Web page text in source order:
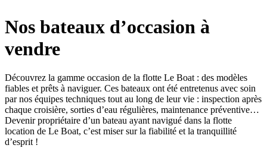
Nos bateaux d’occasion à
vendre
Découvrez la gamme occasion de la flotte Le Boat : des modèles
fiables et prêts à naviguer. Ces bateaux ont été entretenus avec soin
par nos équipes techniques tout au long de leur vie : inspection après
chaque croisière, sorties d’eau régulières, maintenance préventive…
Devenir propriétaire d’un bateau ayant navigué dans la flotte
location de Le Boat, c’est miser sur la fiabilité et la tranquillité
d’esprit !